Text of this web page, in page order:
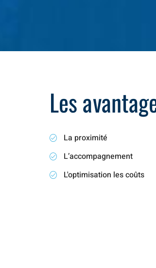
Les
La proximité
L’accompagnement
L'optimisation les coûts